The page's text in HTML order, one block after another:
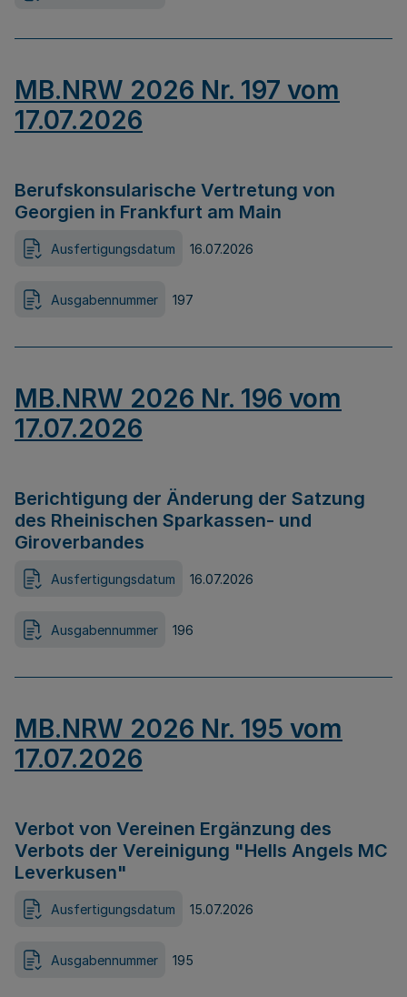
MB.NRW 2026 Nr. 197 vom
17.07.2026
Berufskonsularische Vertretung von
Georgien in Frankfurt am Main
Ausfertigungsdatum 16.07.2026
Ausgabennummer 197
MB.NRW 2026 Nr. 196 vom
17.07.2026
Berichtigung der Änderung der Satzung
des Rheinischen Sparkassen- und
Giroverbandes
Ausfertigungsdatum 16.07.2026
Ausgabennummer 196
MB.NRW 2026 Nr. 195 vom
17.07.2026
Verbot von Vereinen Ergänzung des
Verbots der Vereinigung "Hells Angels MC
Leverkusen"
Ausfertigungsdatum 15.07.2026
Ausgabennummer 195